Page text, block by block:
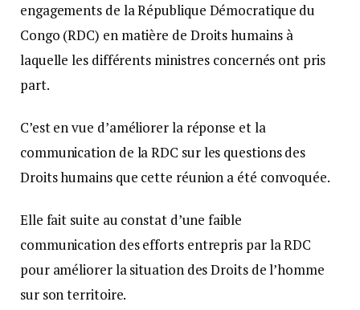
engagements de la République Démocratique du
Congo (RDC) en matière de Droits humains à
laquelle les différents ministres concernés ont pris
part.
C’est en vue d’améliorer la réponse et la
communication de la RDC sur les questions des
Droits humains que cette réunion a été convoquée.
Elle fait suite au constat d’une faible
communication des efforts entrepris par la RDC
pour améliorer la situation des Droits de l’homme
sur son territoire.